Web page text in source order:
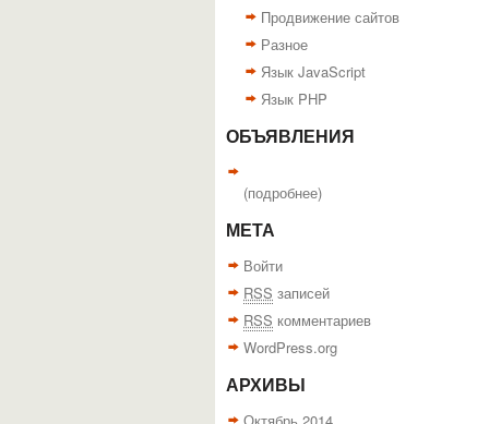
Продвижение сайтов
Разное
Язык JavaScript
Язык PHP
ОБЪЯВЛЕНИЯ
(подробнее)
МЕТА
Войти
RSS записей
RSS комментариев
WordPress.org
АРХИВЫ